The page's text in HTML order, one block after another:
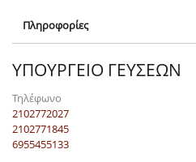
Πληροφορίες
ΥΠΟΥΡΓΕΙΟ ΓΕΥΣΕΩΝ
Τηλέφωνο
2102772027
2102771845
6955455133